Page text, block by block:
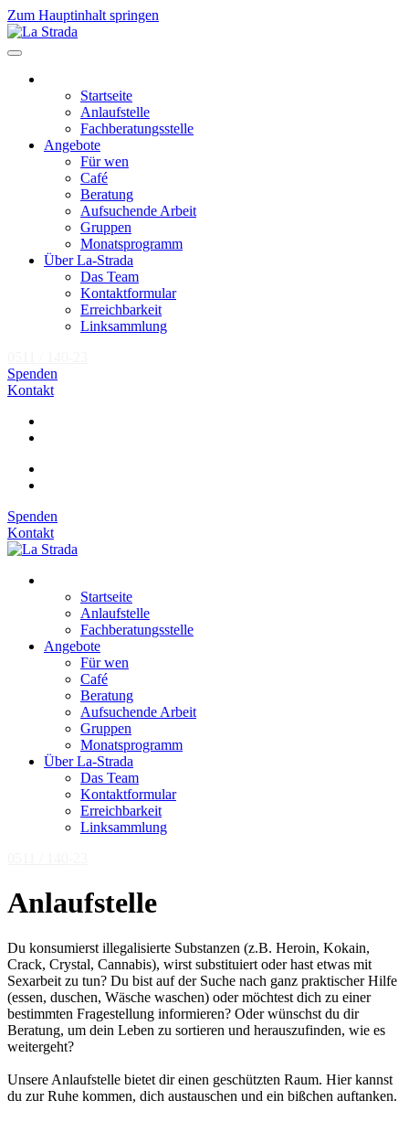
Zum Hauptinhalt springen
Startseite
Anlaufstelle
Fachberatungsstelle
Angebote
Für wen
Café
Beratung
Aufsuchende Arbeit
Gruppen
Monatsprogramm
Über La-Strada
Das Team
Kontaktformular
Erreichbarkeit
Linksammlung
Spenden
Kontakt
Spenden
Kontakt
Startseite
Anlaufstelle
Fachberatungsstelle
Angebote
Für wen
Café
Beratung
Aufsuchende Arbeit
Gruppen
Monatsprogramm
Über La-Strada
Das Team
Kontaktformular
Erreichbarkeit
Linksammlung
Anlaufstelle
Du konsumierst illegalisierte Substanzen (z.B. Heroin, Kokain,
Crack, Crystal, Cannabis), wirst substituiert oder hast etwas mit
Sexarbeit zu tun? Du bist auf der Suche nach ganz praktischer Hilfe
(essen, duschen, Wäsche waschen) oder möchtest dich zu einer
bestimmten Fragestellung informieren? Oder wünschst du dir
Beratung, um dein Leben zu sortieren und herauszufinden, wie es
weitergeht?
Unsere Anlaufstelle bietet dir einen geschützten Raum. Hier kannst
du zur Ruhe kommen, dich austauschen und ein bißchen auftanken.